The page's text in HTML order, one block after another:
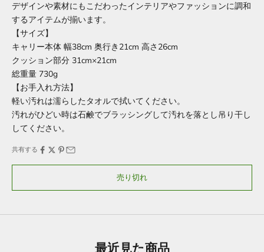
デザインや素材にもこだわったインテリアやファッションに調和
するアイテムが揃います。
【サイズ】
キャリー本体 幅38cm 奥行き21cm 高さ26cm
クッション部分 31cm×21cm
総重量 730g
【お手入れ方法】
軽い汚れは濡らしたタオルで拭いてください。
汚れがひどい時は石鹸でブラッシングして汚れを落とし吊り干し
してください。
共有する
売り切れ
最近見た商品